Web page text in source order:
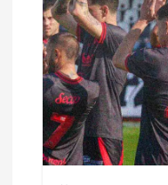
ó
n
d